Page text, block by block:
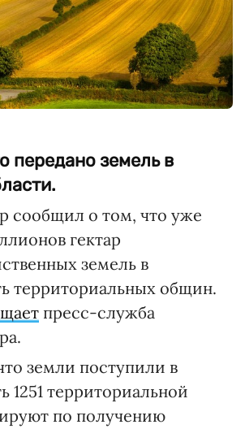
передано земель в
сообщил о том, что уже
гектар
земель в
территориальных общин.
пресс-служба
земли поступили в
1251 территориальной
по получению